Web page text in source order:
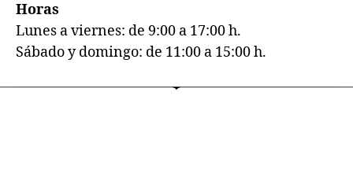
Horas
Lunes a viernes: de 9:00 a 17:00 h.
Sábado y domingo: de 11:00 a 15:00 h.